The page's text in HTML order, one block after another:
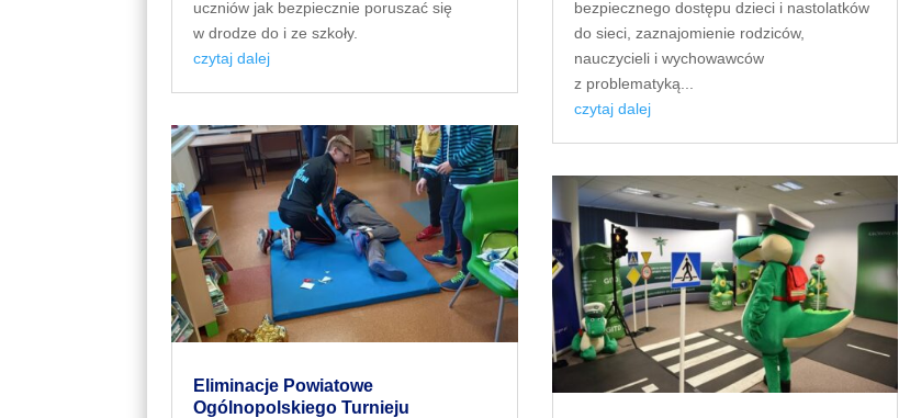
uczniów jak bezpiecznie poruszać się
w drodze do i ze szkoły.
czytaj dalej
Eliminacje Powiatowe
Ogólnopolskiego Turnieju
bezpiecznego dostępu dzieci i nastolatków
do sieci, zaznajomienie rodziców,
nauczycieli i wychowawców
z problematyką...
czytaj dalej